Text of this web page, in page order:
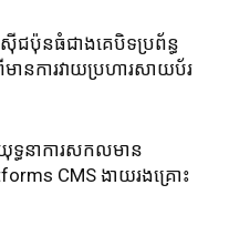
ប៉ុនធំជាងគេបិទប្រព័ន្ធ
មានការវាយប្រហារសាយប័រ
ទ្ធនាការសកលមាន
CMS ងាយរងគ្រោះ